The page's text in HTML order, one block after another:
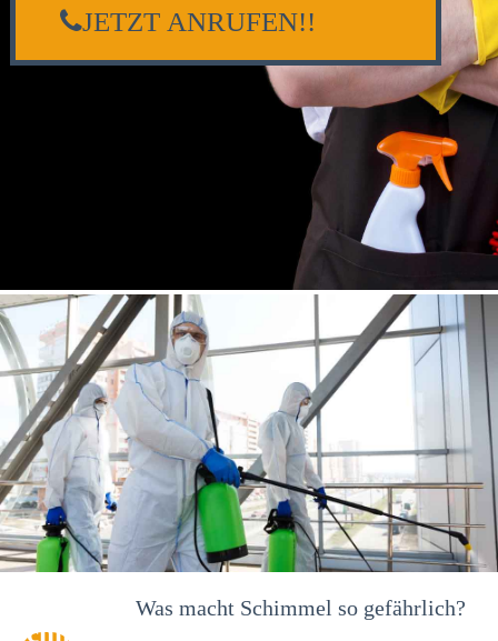
Schimmelexperte in Gomaringen –
JETZT ANRUFEN!!
Was macht Schimmel so gefährlich?